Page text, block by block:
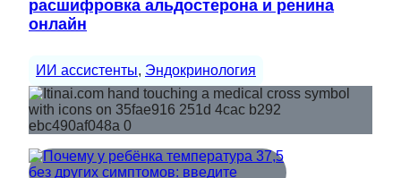
расшифровка альдостерона и ренина
онлайн
ИИ ассистенты, Эндокринология